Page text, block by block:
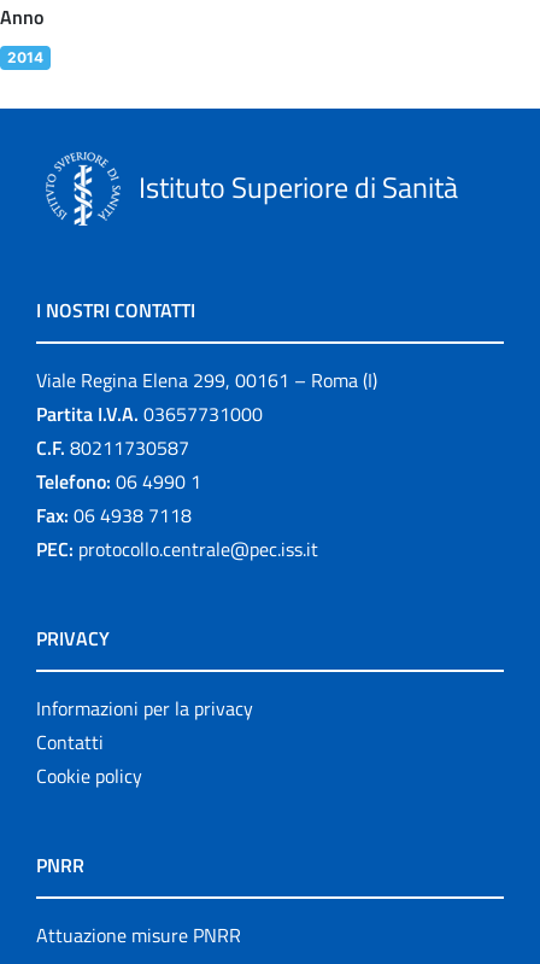
Anno
2014
Istituto Superiore di Sanità
I NOSTRI CONTATTI
Viale Regina Elena 299, 00161 – Roma (I)
Partita I.V.A. 03657731000
C.F. 80211730587
Telefono: 06 4990 1
Fax: 06 4938 7118
PEC: protocollo.centrale@pec.iss.it
PRIVACY
Informazioni per la privacy
Contatti
Cookie policy
PNRR
Attuazione misure PNRR